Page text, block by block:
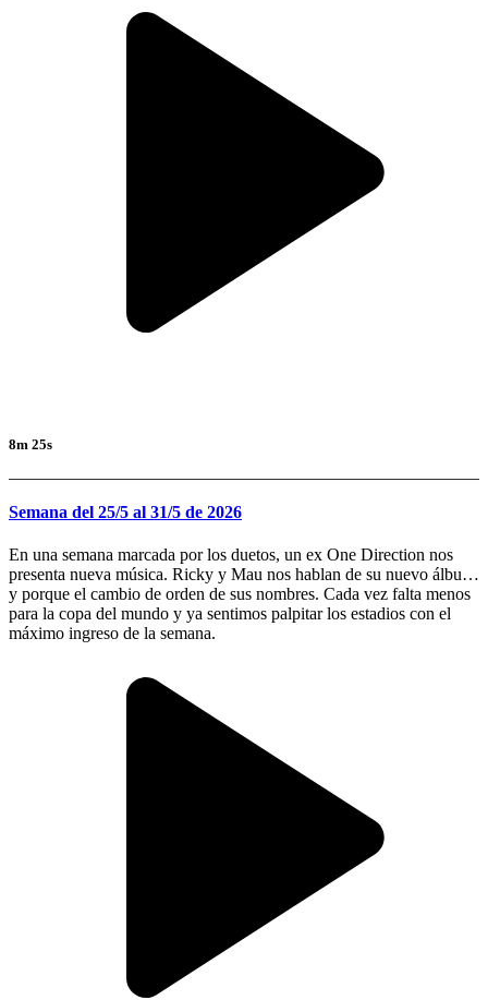
8m 25s
Semana del 25/5 al 31/5 de 2026
En una semana marcada por los duetos, un ex One Direction nos
presenta nueva música. Ricky y Mau nos hablan de su nuevo álbum
y porque el cambio de orden de sus nombres. Cada vez falta menos
para la copa del mundo y ya sentimos palpitar los estadios con el
máximo ingreso de la semana.